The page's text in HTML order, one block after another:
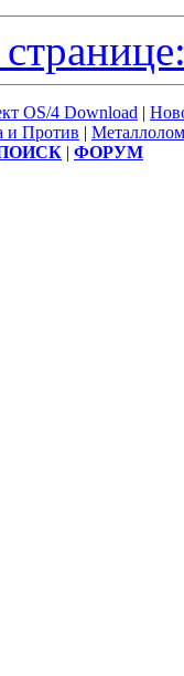
OS/4 Download |
и Против | Металлолом
| ФОРУМ